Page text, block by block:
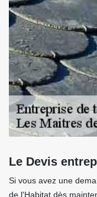
Le Devis
Si vous avez une
de l'Habitat dès